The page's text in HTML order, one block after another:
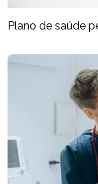
Plano de saúde